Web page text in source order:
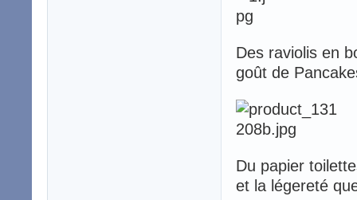
Des raviolis en
goût de
Du papier
et la légereté